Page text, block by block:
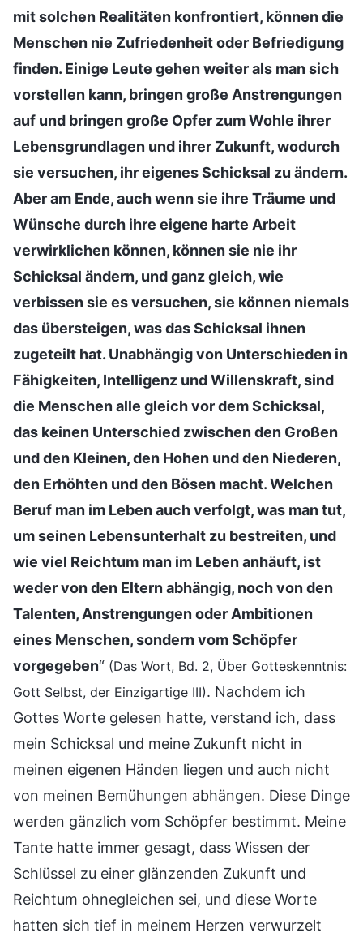
mit solchen Realitäten konfrontiert, können die
Menschen nie Zufriedenheit oder Befriedigung
finden. Einige Leute gehen weiter als man sich
vorstellen kann, bringen große Anstrengungen
auf und bringen große Opfer zum Wohle ihrer
Lebensgrundlagen und ihrer Zukunft, wodurch
sie versuchen, ihr eigenes Schicksal zu ändern.
Aber am Ende, auch wenn sie ihre Träume und
Wünsche durch ihre eigene harte Arbeit
verwirklichen können, können sie nie ihr
Schicksal ändern, und ganz gleich, wie
verbissen sie es versuchen, sie können niemals
das übersteigen, was das Schicksal ihnen
zugeteilt hat. Unabhängig von Unterschieden in
Fähigkeiten, Intelligenz und Willenskraft, sind
die Menschen alle gleich vor dem Schicksal,
das keinen Unterschied zwischen den Großen
und den Kleinen, den Hohen und den Niederen,
den Erhöhten und den Bösen macht. Welchen
Beruf man im Leben auch verfolgt, was man tut,
um seinen Lebensunterhalt zu bestreiten, und
wie viel Reichtum man im Leben anhäuft, ist
weder von den Eltern abhängig, noch von den
Talenten, Anstrengungen oder Ambitionen
eines Menschen, sondern vom Schöpfer
vorgegeben“ (Das Wort, Bd. 2, Über Gotteskenntnis:
Gott Selbst, der Einzigartige III). Nachdem ich
Gottes Worte gelesen hatte, verstand ich, dass
mein Schicksal und meine Zukunft nicht in
meinen eigenen Händen liegen und auch nicht
von meinen Bemühungen abhängen. Diese Dinge
werden gänzlich vom Schöpfer bestimmt. Meine
Tante hatte immer gesagt, dass Wissen der
Schlüssel zu einer glänzenden Zukunft und
Reichtum ohnegleichen sei, und diese Worte
hatten sich tief in meinem Herzen verwurzelt